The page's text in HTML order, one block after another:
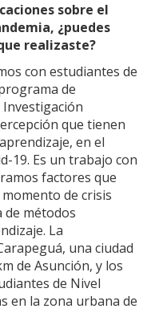
sobre el
¿puedes
realizaste?
con estudiantes de
de
que tienen
en el
19. Es un trabajo con
factores que
de crisis
de métodos
La
una ciudad
de Asunción, y los
de Nivel
en la zona urbana de